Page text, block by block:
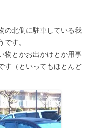
の北側に駐車している我
す。
物とかお出かけとか用事
す（といってもほとんど